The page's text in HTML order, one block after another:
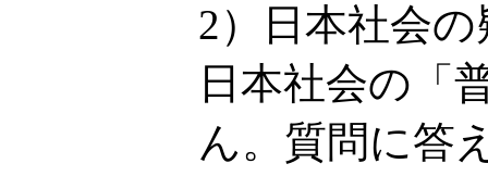
2）日本社会
日本社会の「
ん。質問に答